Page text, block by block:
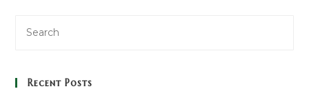
Recent Posts